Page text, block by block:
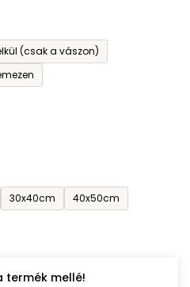
(csak a vászon)
30x40cm
40x50cm
termék mellé!